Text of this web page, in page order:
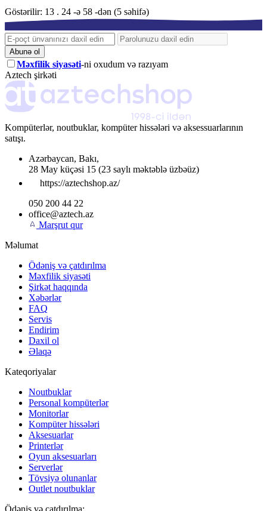
Göstərilir: 13 . 24 -ə 58 -dən (5 səhifə)
Abunə ol
Məxfilik siyasəti-ni oxudum və razıyam
Aztech şirkəti
Kompüterlər, noutbuklar, kompüter hissələri və aksessuarlarının
satışı.
Azərbaycan, Bakı,
28 May küçəsi 15 (23 saylı məktəblə üzbəüz)
https://aztechshop.az/
050 200 44 22
office@aztech.az
Marşrut qur
Məlumat
Ödəniş və çatdırılma
Məxfilik siyasəti
Şirkət haqqında
Xəbərlər
FAQ
Servis
Endirim
Daxil ol
Əlaqə
Kateqoriyalar
Noutbuklar
Personal kompüterlər
Monitorlar
Kompüter hissələri
Aksesuarlar
Printerlər
Oyun aksesuarları
Serverlər
Tövsiyə olunanlar
Outlet noutbuklar